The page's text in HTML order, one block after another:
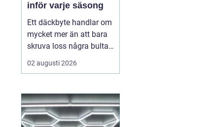
inför varje säsong
Ett däckbyte handlar om
mycket mer än att bara
skruva loss några bultar.
För bilägare i Örebro kan
skillnaden mellan bra
tydligt när första
snöfallet kommer, eller
när sommarregnet gör
02 augusti 2026